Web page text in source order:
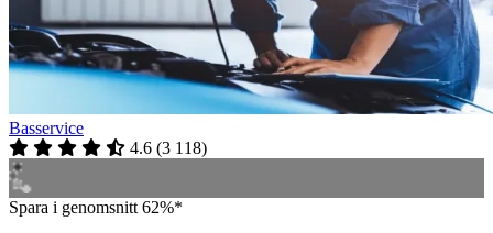
Basservice
4.6 (3 118)
Spara i genomsnitt 62%*